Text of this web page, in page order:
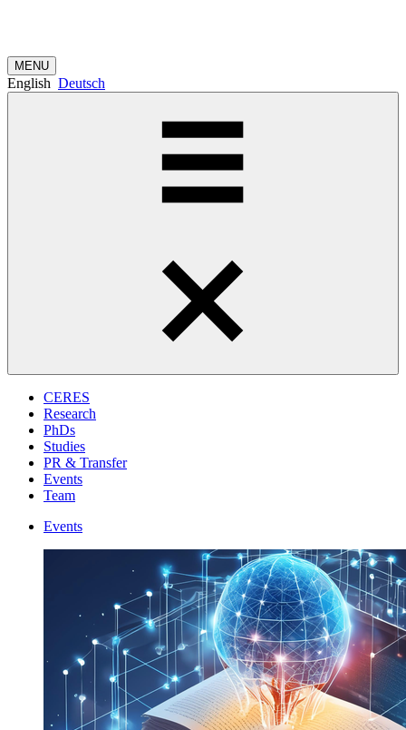
MENU
English Deutsch
CERES
Research
PhDs
Studies
PR & Transfer
Events
Team
Events